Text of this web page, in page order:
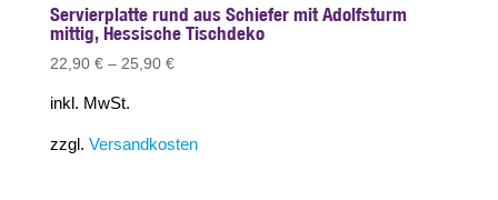
Servierplatte rund aus Schiefer mit Adolfsturm
mittig, Hessische Tischdeko
22,90 €– 25,90 €
inkl. MwSt.
zzgl. Versandkosten